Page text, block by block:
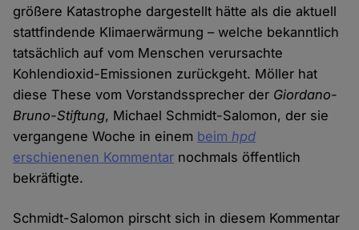
größere Katastrophe dargestellt hätte als die aktuell
stattfindende Klimaerwärmung – welche bekanntlich
tatsächlich auf vom Menschen verursachte
Kohlendioxid-Emissionen zurückgeht. Möller hat
diese These vom Vorstandssprecher der Giordano-
Bruno-Stiftung, Michael Schmidt-Salomon, der sie
vergangene Woche in einem beimhpd
erschienenen Kommentar nochmals öffentlich
bekräftigte.
Schmidt-Salomon pirscht sich in diesem Kommentar